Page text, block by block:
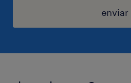
enviar